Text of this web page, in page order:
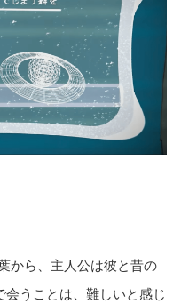
から、主人公は彼と昔の
うことは、難しいと感じ